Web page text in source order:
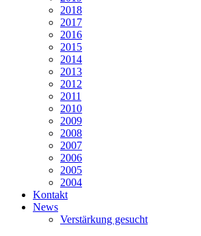
2018
2017
2016
2015
2014
2013
2012
2011
2010
2009
2008
2007
2006
2005
2004
Kontakt
News
Verstärkung gesucht